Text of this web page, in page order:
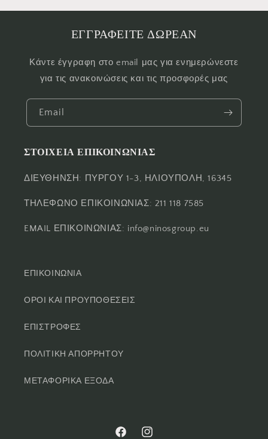
ΕΓΓΡΑΦΕΙΤΕ ΔΩΡΕΑΝ
Κάντε έγγραφη στο email μας για ενημερώνεστε
για τις ανακοινώσεις και τις προσφορές μας
Email
ΣΤΟΙΧΕΙΑ ΕΠΙΚΟΙΝΩΝΙΑΣ
ΔΙΕΥΘΗΝΣΗ: ΠΥΡΓΟΥ 1-3, ΗΛΙΟΥΠΟΛΗ, 16345
ΤΗΛΕΦΩΝΟ ΕΠΙΚΟΙΝΩΝΙΑΣ: 211 118 7585
EMAIL ΕΠΙΚΟΙΝΩΝΙΑΣ: info@ninosgroup.eu
ΕΠΙΚΟΙΝΩΝΙΑ
ΟΡΟΙ ΚΑΙ ΠΡΟΥΠΟΘΕΣΕΙΣ
ΕΠΙΣΤΡΟΦΕΣ
ΠΟΛΙΤΙΚΗ ΑΠΟΡΡΗΤΟΥ
ΜΕΤΑΦΟΡΙΚΑ ΕΞΟΔΑ